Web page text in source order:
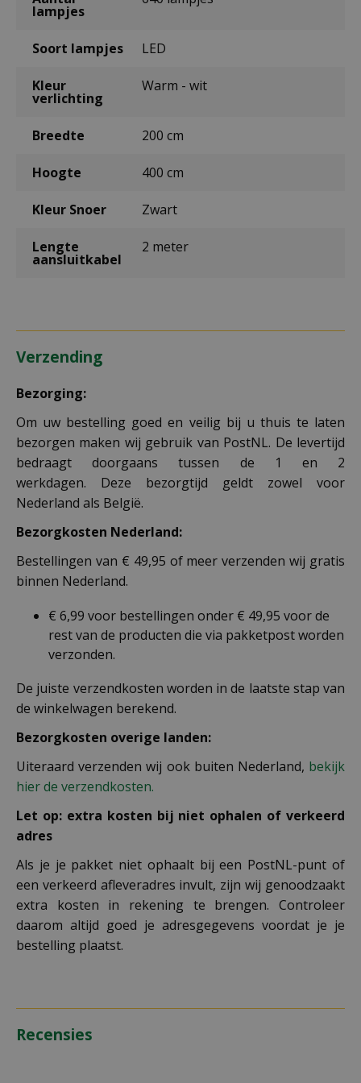
lampjes
Soort lampjes LED
Kleur
verlichting
Warm - wit
Breedte 200 cm
Hoogte 400 cm
Kleur Snoer Zwart
Lengte
aansluitkabel
2 meter
Verzending
Bezorging:
Om uw bestelling goed en veilig bij u thuis te laten
bezorgen maken wij gebruik van PostNL. De levertijd
bedraagt doorgaans tussen de 1 en 2
werkdagen. Deze bezorgtijd geldt zowel voor
Nederland als België.
Bezorgkosten Nederland:
Bestellingen van € 49,95 of meer verzenden wij gratis
binnen Nederland.
€ 6,99 voor bestellingen onder € 49,95 voor de
rest van de producten die via pakketpost worden
verzonden.
De juiste verzendkosten worden in de laatste stap van
de winkelwagen berekend.
Bezorgkosten overige landen:
Uiteraard verzenden wij ook buiten Nederland, bekijk
hier de verzendkosten.
Let op: extra kosten bij niet ophalen of verkeerd
adres
Als je je pakket niet ophaalt bij een PostNL-punt of
een verkeerd afleveradres invult, zijn wij genoodzaakt
extra kosten in rekening te brengen. Controleer
daarom altijd goed je adresgegevens voordat je je
bestelling plaatst.
Recensies